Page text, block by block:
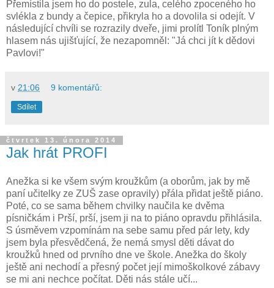
Přemístila jsem ho do postele, zula, celého zpoceného ho
svlékla z bundy a čepice, přikryla ho a dovolila si odejít. V
následující chvíli se rozrazily dveře, jimi prolítl Toník plným
hlasem nás ujišťující, že nezapomněl: "Já chci jít k dědovi
Pavlovi!"
v 21:06 9 komentářů:
Sdílet
čtvrtek 13. února 2014
Jak hrát PROFI
Anežka si ke všem svým kroužkům (a oborům, jak by mě
paní učitelky ze ZUŠ zase opravily) přála přidat ještě piáno.
Poté, co se sama během chvilky naučila ke dvěma
písničkám i Prší, prší, jsem ji na to piáno opravdu přihlásila.
S úsměvem vzpomínám na sebe samu před pár lety, kdy
jsem byla přesvědčená, že nemá smysl děti dávat do
kroužků hned od prvního dne ve škole. Anežka do školy
ještě ani nechodí a přesný počet její mimoškolkové zábavy
se mi ani nechce počítat. Děti nás stále učí...